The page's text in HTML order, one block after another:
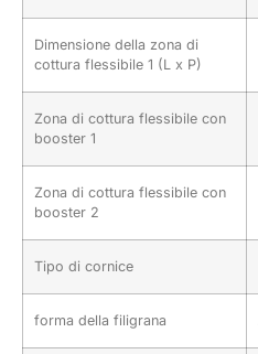
Dimensione della zona di
cottura flessibile 1 (L x P)
Zona di cottura flessibile con
booster 1
Zona di cottura flessibile con
booster 2
Tipo di cornice
forma della filigrana